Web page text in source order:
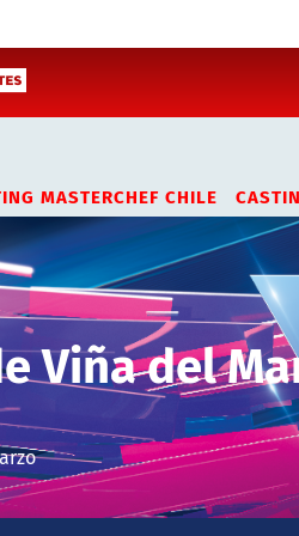
MASTERCHEF CHILE
Viña del